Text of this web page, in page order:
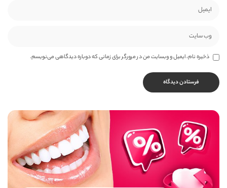
ذخیره نام، ایمیل و وبسایت من در مرورگر برای زمانی که دوباره دیدگاهی می‌نویسم.